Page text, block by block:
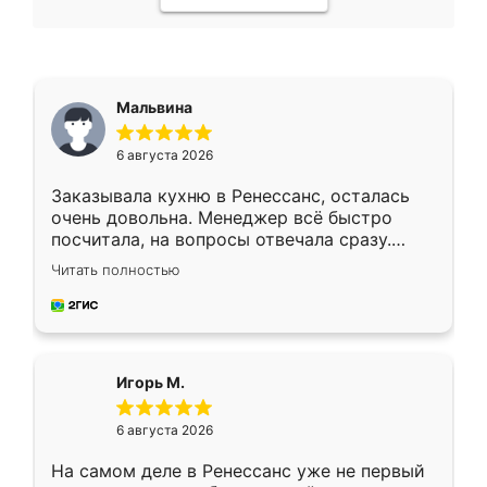
Мальвина
6 августа 2026
Заказывала кухню в Ренессанс, осталась
очень довольна. Менеджер всё быстро
посчитала, на вопросы отвечала сразу.
Замерщик приехал в субботу, подошёл к
делу со всей ответственностью. Собрали
за день, ребята работали аккуратно, даже
Читать полностью
Игорь М.
6 августа 2026
На самом деле в Ренессанс уже не первый